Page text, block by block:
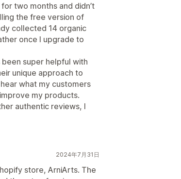
two months and didn’t
the free version of
collected 14 organic
once I upgrade to
super helpful with
unique approach to
what my customers
my products.
authentic reviews, I
2024年7月31日
store, ArniArts. The